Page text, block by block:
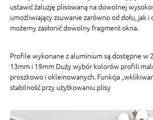
ustawić żaluzję plisowaną na dowolnej
umożliwiający zsuwanie zarówno od dołu, jak i
możemy zasłonić dowolny fragment okna.
Profile wykonane z aluminium są dostępne w
13mm i 19mm Duży wybór kolorów profili
proszkowo i okleinowanych. Funkcja
stabilność przy użytkowaniu plisy